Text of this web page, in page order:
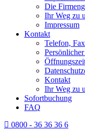
Die
Ihr Weg zu
Impressum
Kontakt
Telefon,
Kontakt
Ihr Weg zu
Sofortbuchung
FAQ
0800 - 36 36 36 6